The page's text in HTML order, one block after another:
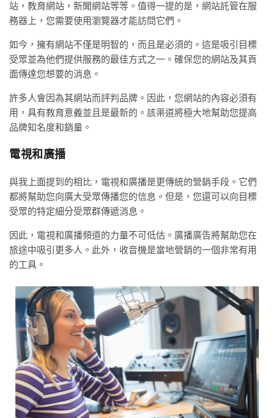
站，教育網站，新聞網站等等。值得一提的是，網站託管在服
務器上，您需要使用瀏覽器才能訪問它們。
如今，擁有網站不僅是明智的，而且是必須的。這是吸引目標
受眾並為他們提供服務的最佳方式之一。確保您的網站及其頁
面傳達您想要的消息。
許多人會因為其網站而評判品牌。因此，您網站的內容必須有
用，具有教育意義並且是最新的。該渠道將極大地幫助您提高
品牌知名度和銷量。
電視和廣播
與我上面提到的相比，電視和廣播是更傳統的營銷手段。它們
都將幫助您向廣大受眾傳播您的信息。但是，您還可以向目標
受眾的特定細分受眾群傳遞消息。
因此，電視和廣播頻道的力量不可低估。廣播廣告將幫助您在
旅途中吸引更多人。此外，收音機是當地營銷的一個非常有用
的工具。